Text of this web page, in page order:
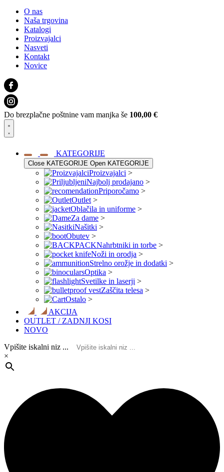
O nas
Naša trgovina
Katalogi
Proizvajalci
Nasveti
Kontakt
Novice
Do brezplačne poštnine vam manjka še 100,00 €
KATEGORIJE
Close KATEGORIJE Open KATEGORIJE
Proizvajalci >
Najbolj prodajano >
Priporočamo >
Outlet >
Oblačila in uniforme >
Za dame >
Našitki >
Obutev >
Nahrbtniki in torbe >
Noži in orodja >
Strelno orožje in dodatki >
Optika >
Svetilke in laserji >
Zaščita telesa >
Ostalo >
AKCIJA
OUTLET / ZADNJI KOSI
NOVO
Vpišite iskalni niz ...
×